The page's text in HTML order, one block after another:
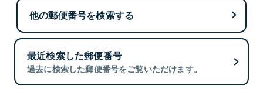
他の郵便番号を検索する
最近検索した郵便番号
過去に検索した郵便番号をご覧いただけます。